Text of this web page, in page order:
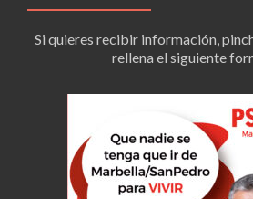
Si quieres recibir información,
rellena el siguiente